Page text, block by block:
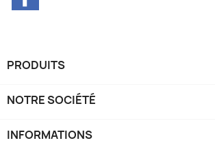
PRODUITS
NOTRE SOCIÉTÉ
INFORMATIONS